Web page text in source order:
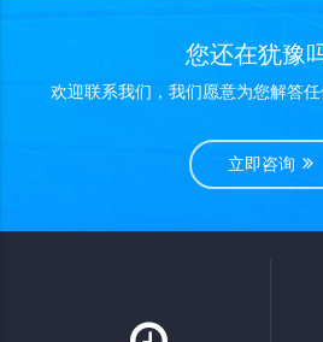
您还在犹豫
欢迎联系我们，我们愿意为您解答任
立即咨询